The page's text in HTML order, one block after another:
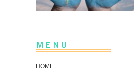
ＭＥＮＵ
HOME